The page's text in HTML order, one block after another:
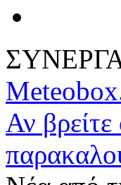
Αν